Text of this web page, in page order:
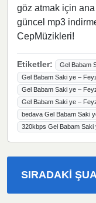
göz atmak için
güncel mp3
CepMüzikleri!
Etiketler: Gel Babam
Gel Babam Saki ye –
Gel Babam Saki ye –
Gel Babam Saki ye –
bedava Gel Babam Saki
320kbps Gel Babam Saki
SIRADAKI